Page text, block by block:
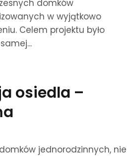
domków
w wyjątkowo
Celem projektu było
osiedla –
jednorodzinnych, nie